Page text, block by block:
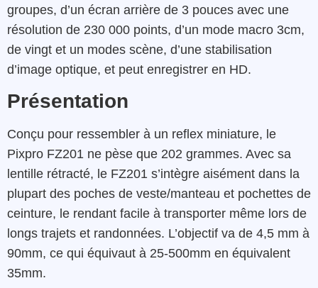
groupes, d’un écran arrière de 3 pouces avec une
résolution de 230 000 points, d’un mode macro 3cm,
de vingt et un modes scène, d’une stabilisation
d’image optique, et peut enregistrer en HD.
Présentation
Conçu pour ressembler à un reflex miniature, le
Pixpro FZ201 ne pèse que 202 grammes. Avec sa
lentille rétracté, le FZ201 s’intègre aisément dans la
plupart des poches de veste/manteau et pochettes de
ceinture, le rendant facile à transporter même lors de
longs trajets et randonnées. L’objectif va de 4,5 mm à
90mm, ce qui équivaut à 25-500mm en équivalent
35mm.